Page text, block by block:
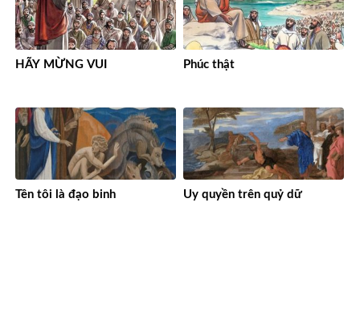
HÃY MỪNG VUI Phúc thật
Tên tôi là đạo binh Uy quyền trên quỷ dữ